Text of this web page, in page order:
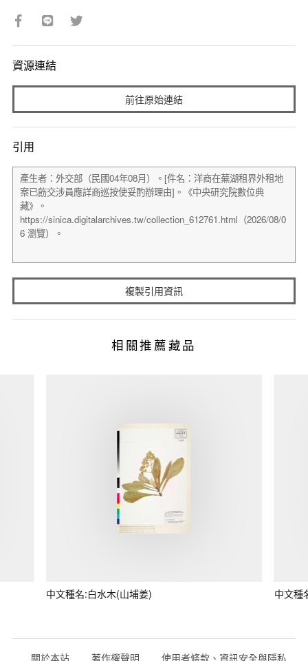
資源連結
前往原始連結
引用
複製引用資訊
相關推薦藏品
中文種名:白水木(山埔姜) 中文種
關於本站 著作權聲明 使用者條款、資訊安全與隱私